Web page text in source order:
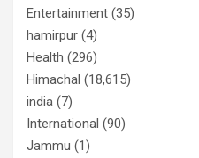
Entertainment (35)
hamirpur (4)
Health (296)
Himachal (18,615)
india (7)
International (90)
Jammu (1)